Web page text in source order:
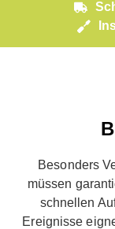
Besonders
müssen
schnellen
Ereignisse